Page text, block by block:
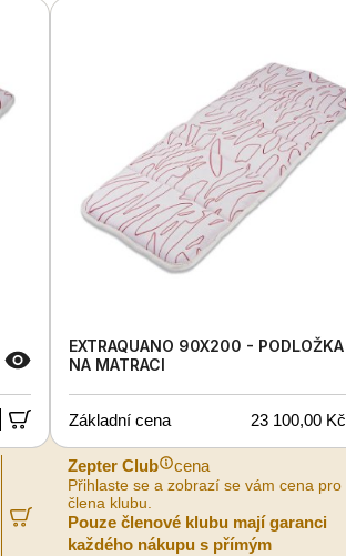
EXTRAQUANO 90X200 - PODLOŽKA
NA MATRACI
Základní cena 23 100,00 Kč
Zepter Club cena
Přihlaste se a zobrazí se vám cena pro
člena klubu.
Pouze členové klubu mají garanci
každého nákupu s přímým